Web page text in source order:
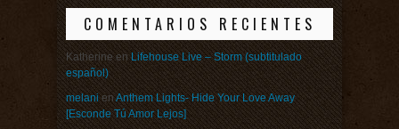
COMENTARIOS RECIENTES
KatherineenLifehouse Live – Storm (subtitulado
español)
melanienAnthem Lights- Hide Your Love Away
[Esconde Tú Amor Lejos]